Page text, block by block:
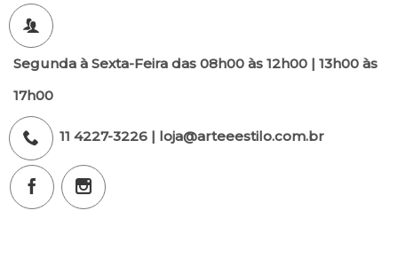
Segunda à Sexta-Feira das 08h00 às 12h00 | 13h00 às
17h00
11 4227-3226 | loja@arteeestilo.com.br